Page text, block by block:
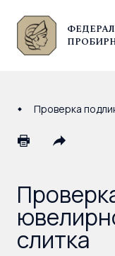
© Федеральная
Проверка
слитка